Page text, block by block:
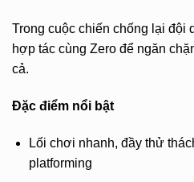
Trong cuộc chiến chống lại đội
hợp tác cùng Zero để ngăn
cả.
Đặc điểm nổi bật
Lối chơi nhanh, đầy thử
platforming